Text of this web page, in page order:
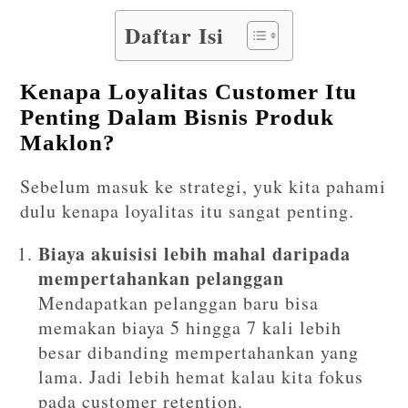
Daftar Isi
Kenapa Loyalitas Customer Itu
Penting Dalam Bisnis Produk
Maklon?
Sebelum masuk ke strategi, yuk kita pahami
dulu kenapa loyalitas itu sangat penting.
Biaya akuisisi lebih mahal daripada
mempertahankan pelanggan
Mendapatkan pelanggan baru bisa
memakan biaya 5 hingga 7 kali lebih
besar dibanding mempertahankan yang
lama. Jadi lebih hemat kalau kita fokus
pada customer retention.